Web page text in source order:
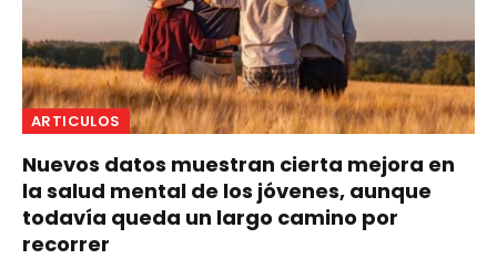
ARTICULOS
Nuevos datos muestran cierta mejora en
la salud mental de los jóvenes, aunque
todavía queda un largo camino por
recorrer